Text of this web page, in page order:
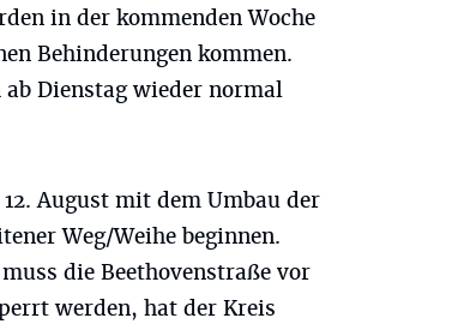
in der kommenden Woche
Behinderungen kommen.
Dienstag wieder normal
August mit dem Umbau der
Weg/Weihe beginnen.
die Beethovenstraße vor
werden, hat der Kreis